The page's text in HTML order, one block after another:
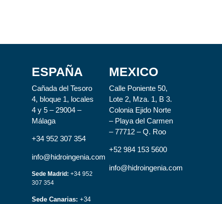
ESPAÑA
Cañada del Tesoro
4, bloque 1, locales
4 y 5 – 29004 –
Málaga
+34 952 307 354
info@hidroingenia.com
Sede Madrid: +34 952
307 354
Sede Canarias: +34
MEXICO
Calle Poniente 50,
Lote 2, Mza. 1, B 3.
Colonia Ejido Norte
– Playa del Carmen
– 77712 – Q. Roo
+52 984 153 5600
info@hidroingenia.com